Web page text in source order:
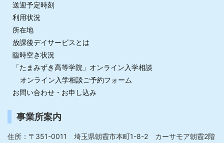
送迎予定時刻
利用状況
所在地
放課後デイサービスとは
臨時空き状況
「たまみずき高等学院」オンライン入学相談
オンライン入学相談ご予約フォーム
お問い合わせ・お申し込み
事業所案内
住所：〒351-0011 埼玉県朝霞市本町1-8-2 カーサモア朝霞2階